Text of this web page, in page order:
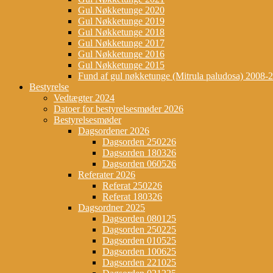
Gul Nøkketunge 2020
Gul Nøkketunge 2019
Gul Nøkketunge 2018
Gul Nøkketunge 2017
Gul Nøkketunge 2016
Gul Nøkketunge 2015
Fund af gul nøkketunge (Mitrula paludosa) 2008-
Bestyrelse
Vedtægter 2024
Datoer for bestyrelsesmøder 2026
Bestyrelsesmøder
Dagsordener 2026
Dagsorden 250226
Dagsorden 180326
Dagsorden 060526
Referater 2026
Referat 250226
Referat 180326
Dagsordner 2025
Dagsorden 080125
Dagsorden 250225
Dagsorden 010525
Dagsorden 100625
Dagsorden 221025